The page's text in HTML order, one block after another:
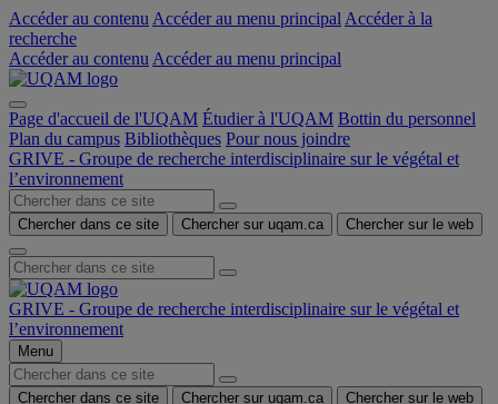
Accéder au contenu Accéder au menu principal Accéder à la
recherche
Accéder au contenu Accéder au menu principal
Page d'accueil de l'UQAM Étudier à l'UQAM Bottin du personnel
Plan du campus Bibliothèques Pour nous joindre
GRIVE - Groupe de recherche interdisciplinaire sur le végétal et
l’environnement
Chercher dans ce site Chercher sur uqam.ca Chercher sur le web
GRIVE - Groupe de recherche interdisciplinaire sur le végétal et
l’environnement
Menu
Chercher dans ce site Chercher sur uqam.ca Chercher sur le web